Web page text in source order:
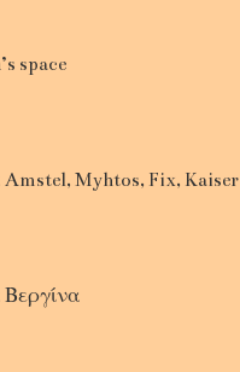
space
Myhtos, Fix, Kaiser